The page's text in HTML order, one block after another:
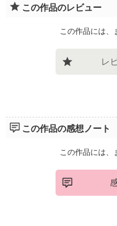
この作品のレビュー
この作品には、
レ
この作品の感想ノート
この作品には、